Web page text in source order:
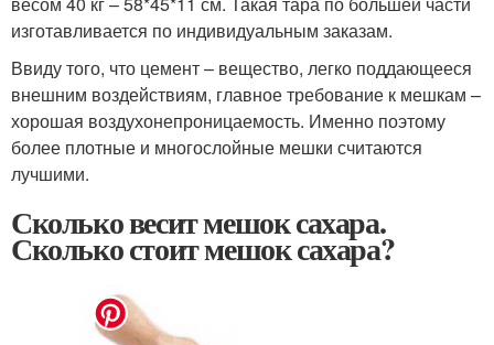
изготавливается по индивидуальным заказам.
Ввиду того, что цемент – вещество, легко поддающееся
внешним воздействиям, главное требование к мешкам –
хорошая воздухонепроницаемость. Именно поэтому
более плотные и многослойные мешки считаются
лучшими.
Сколько весит мешок сахара.
Сколько стоит мешок сахара?